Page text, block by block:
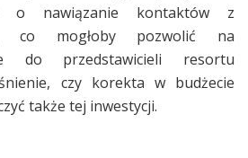
o nawiązanie kontaktów z
co mogłoby pozwolić na
do przedstawicieli resortu
czy korekta w budżecie
także tej inwestycji.